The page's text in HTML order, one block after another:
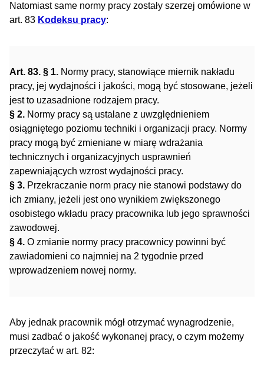
Natomiast same normy pracy zostały szerzej omówione w
art. 83 Kodeksu pracy:
Art. 83. § 1. Normy pracy, stanowiące miernik nakładu
pracy, jej wydajności i jakości, mogą być stosowane, jeżeli
jest to uzasadnione rodzajem pracy.
§ 2. Normy pracy są ustalane z uwzględnieniem
osiągniętego poziomu techniki i organizacji pracy. Normy
pracy mogą być zmieniane w miarę wdrażania
technicznych i organizacyjnych usprawnień
zapewniających wzrost wydajności pracy.
§ 3. Przekraczanie norm pracy nie stanowi podstawy do
ich zmiany, jeżeli jest ono wynikiem zwiększonego
osobistego wkładu pracy pracownika lub jego sprawności
zawodowej.
§ 4. O zmianie normy pracy pracownicy powinni być
zawiadomieni co najmniej na 2 tygodnie przed
wprowadzeniem nowej normy.
Aby jednak pracownik mógł otrzymać wynagrodzenie,
musi zadbać o jakość wykonanej pracy, o czym możemy
przeczytać w art. 82: